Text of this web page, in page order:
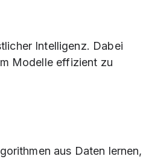
Intelligenz. Dabei
Modelle effizient zu
aus Daten lernen,